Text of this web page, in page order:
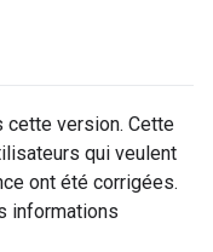
cette version. Cette
qui veulent
ont été corrigées.
informations